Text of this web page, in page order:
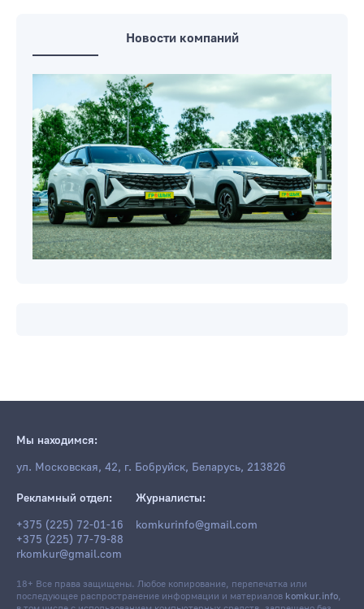
Новости компаний
Мы находимся:
ул. Московская, 42, г. Бобруйск, Беларусь, 213826
Рекламный отдел:
+375 (225) 72-01-16
+375 (225) 77-79-88
rkomkur@gmail.com
Журналисты:
komkurinfo@gmail.com
18+ Все права защищены. Любое копирование, перепечатка или
последующее распространение информации и материалов komkur.info,